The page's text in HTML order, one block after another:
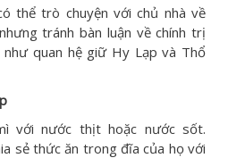
thể trò chuyện với chủ nhà về
tránh bàn luận về chính trị
như quan hệ giữ Hy Lạp và Thổ
với nước thịt hoặc nước sốt.
sẻ thức ăn trong đĩa của họ với